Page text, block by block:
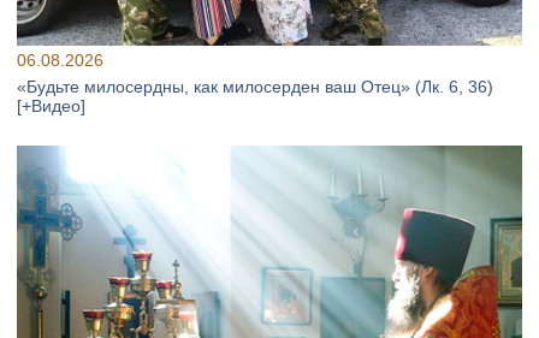
06.08.2026
«Будьте милосердны, как милосерден ваш Отец» (Лк. 6, 36)
[+Видео]